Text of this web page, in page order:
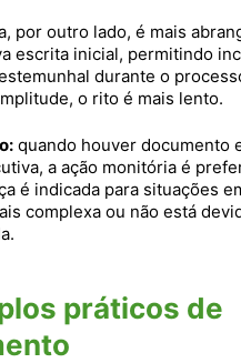
por outro lado, é mais
escrita inicial, permitindo
durante o
o rito é mais lento.
quando houver documento
a ação monitória é
é indicada para situações
complexa ou não está
práticos de